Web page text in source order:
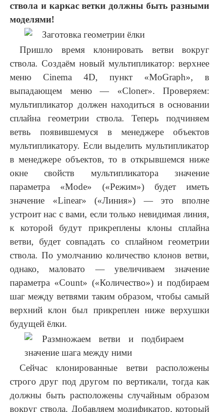
ствола и каркас ветки должны быть разными
моделями!
Пришло время клонировать ветви вокруг
ствола. Создаём новый мультипликатор: верхнее
меню Cinema 4D, пункт «MoGraph», в
выпадающем меню — «Cloner». Проверяем:
мультипликатор должен находиться в основании
сплайна геометрии ствола. Теперь подчиняем
ветвь появившемуся в менеджере объектов
мультипликатору. Если выделить мультипликатор
в менеджере объектов, то в открывшемся ниже
окне свойств мультипликатора значение
параметра «Mode» («Режим») будет иметь
значение «Linear» («Линия») — это вполне
устроит нас с вами, если только невидимая линия,
к которой будут прикреплены клоны сплайна
ветви, будет совпадать со сплайном геометрии
ствола. По умолчанию количество клонов ветви,
однако, маловато — увеличиваем значение
параметра «Count» («Количество») и подбираем
шаг между ветвями таким образом, чтобы самый
верхний клон был прикреплен ниже верхушки
будущей ёлки.
Сейчас клонированные ветви расположены
строго друг под другом по вертикали, тогда как
должны быть расположены случайным образом
вокруг ствола. Добавляем модификатор, который